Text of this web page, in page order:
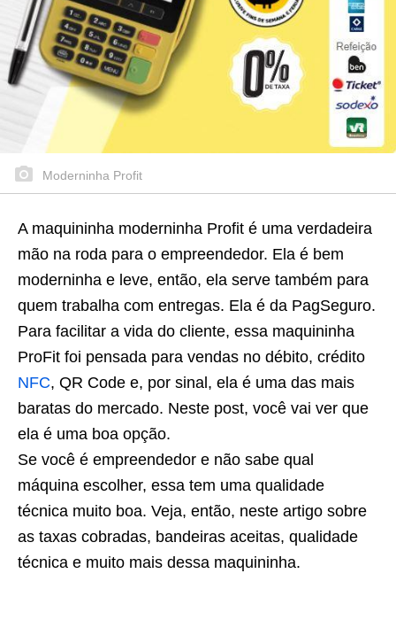
Moderninha Profit
A maquininha moderninha Profit é uma verdadeira
mão na roda para o empreendedor. Ela é bem
moderninha e leve, então, ela serve também para
quem trabalha com entregas. Ela é da PagSeguro.
Para facilitar a vida do cliente, essa maquininha
ProFit foi pensada para vendas no débito, crédito
NFC, QR Code e, por sinal, ela é uma das mais
baratas do mercado. Neste post, você vai ver que
ela é uma boa opção.
Se você é empreendedor e não sabe qual
máquina escolher, essa tem uma qualidade
técnica muito boa. Veja, então, neste artigo sobre
as taxas cobradas, bandeiras aceitas, qualidade
técnica e muito mais dessa maquininha.